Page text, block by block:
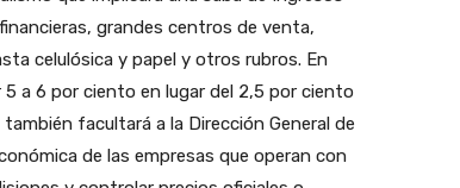
grandes centros de venta,
celulósica y papel y otros rubros. En
a 6 por ciento en lugar del 2,5 por ciento
facultará a la Dirección General de
de las empresas que operan con